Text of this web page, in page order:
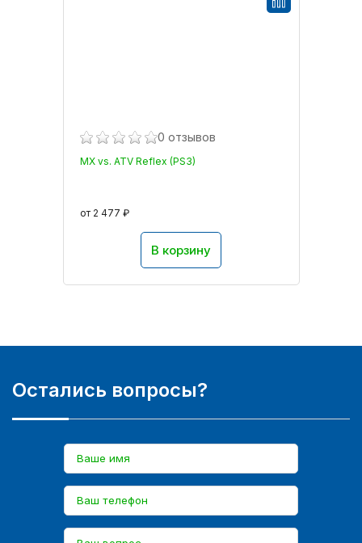
0 отзывов
MX vs. ATV Reflex (PS3)
от 2 477 ₽
В корзину
Остались вопросы?